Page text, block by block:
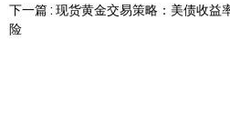
下一篇 : 现货黄金交易策略：美债收益
险